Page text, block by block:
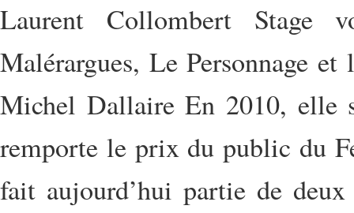
Laurent Collombert Stage
Malérargues, Le Personnage
Michel Dallaire En 2010, elle
remporte le prix du public du
fait aujourd’hui partie de